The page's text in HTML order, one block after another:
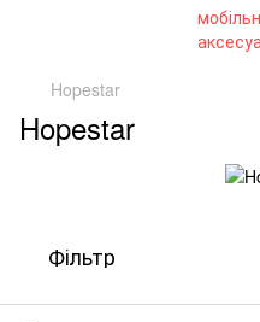
Hopestar
Hopestar
Фільтр